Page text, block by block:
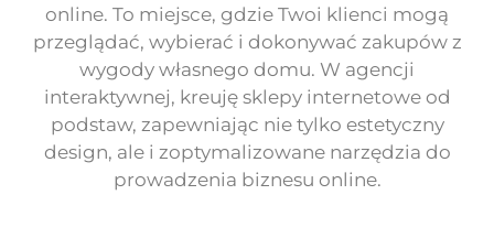
online. To miejsce, gdzie Twoi klienci mogą
przeglądać, wybierać i dokonywać zakupów z
wygody własnego domu. W agencji
interaktywnej, kreuję sklepy internetowe od
podstaw, zapewniając nie tylko estetyczny
design, ale i zoptymalizowane narzędzia do
prowadzenia biznesu online.